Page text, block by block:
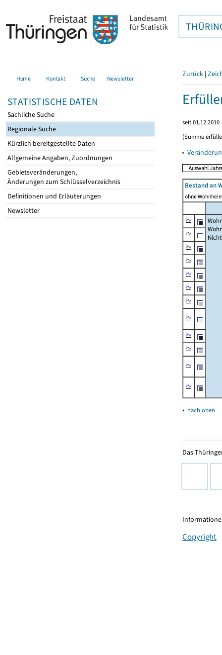
Home Kontakt Suche Newsletter
STATISTISCHE DATEN
Sachliche Suche
Regionale Suche
Kürzlich bereitgestellte Daten
Allgemeine Angaben, Zuordnungen
Gebietsveränderungen,
Änderungen zum Schlüsselverzeichnis
Definitionen und Erläuterungen
Newsletter
Zurück |
seit 01.12.2010
(Summe
▸
Bestand an
ohne
▴ nach oben
Das
Copyright